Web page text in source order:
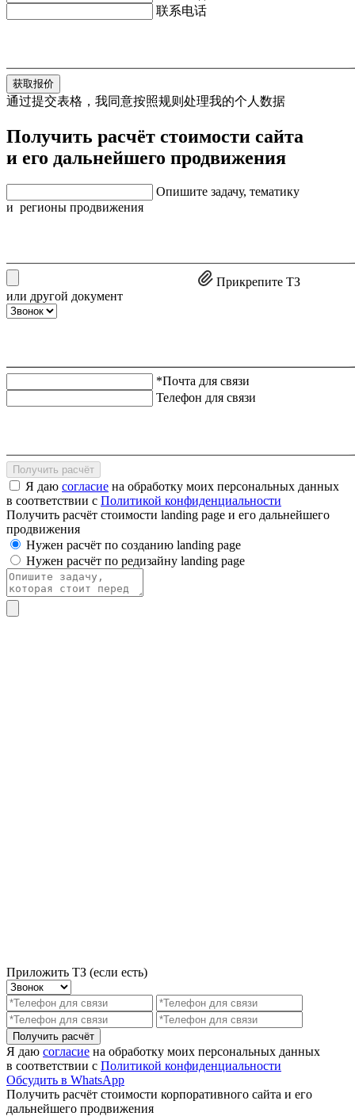
联系电话
获取报价
通过提交表格，我同意按照规则处理我的个人数据
Получить расчёт стоимости сайта
и его дальнейшего продвижения
Опишите задачу, тематику
и регионы продвижения
Прикрепите ТЗ
или другой документ
*Почта для связи
Телефон для связи
Получить расчёт
Я даю согласие на обработку моих персональных данных
в соответствии с Политикой конфиденциальности
Получить расчёт стоимости landing page и его дальнейшего
продвижения
Нужен расчёт по созданию landing page
Нужен расчёт по редизайну landing page
Приложить ТЗ (если есть)
Получить расчёт
Я даю согласие на обработку моих персональных данных
в соответствии с Политикой конфиденциальности
Обсудить в WhatsApp
Получить расчёт стоимости корпоративного сайта и его
дальнейшего продвижения